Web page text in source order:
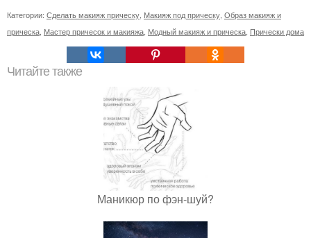
Категории: Сделать макияж прическу Макияж под прическу Образ макияж и
прическа Мастер причесок и макияжа Модный макияж и прическа Прически дома
Читайте также
Маникюр по фэн-шуй?